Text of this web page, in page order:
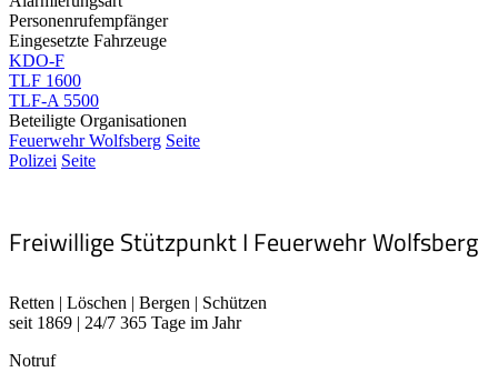
Personenrufempfänger
Eingesetzte Fahrzeuge
KDO-F
TLF 1600
TLF-A 5500
Beteiligte Organisationen
Feuerwehr Wolfsberg Seite
Polizei Seite
Freiwillige Stützpunkt I Feuerwehr Wolfsberg
Retten | Löschen | Bergen | Schützen
seit 1869 | 24/7 365 Tage im Jahr
Notruf